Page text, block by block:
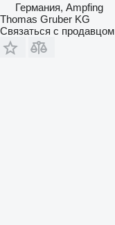
Германия, Ampfing
Thomas Gruber KG
Связаться с продавцом